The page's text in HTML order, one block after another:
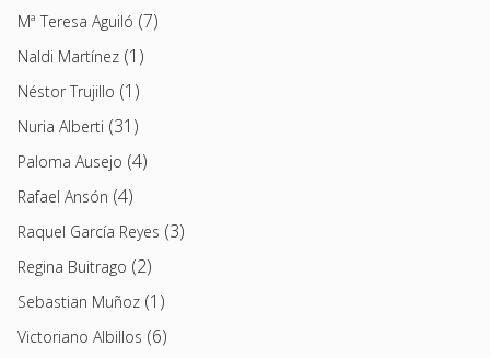
Mª Teresa Aguiló (7)
Naldi Martínez (1)
Néstor Trujillo (1)
Nuria Alberti (31)
Paloma Ausejo (4)
Rafael Ansón (4)
Raquel García Reyes (3)
Regina Buitrago (2)
Sebastian Muñoz (1)
Victoriano Albillos (6)